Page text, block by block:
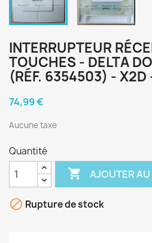
INTERRUPTEUR
TOUCHES - DELTA
(RÉF. 6354503) - X2D
74,99 €
Aucune taxe
Quantité
 AJOUTER AU
 Rupture de stock